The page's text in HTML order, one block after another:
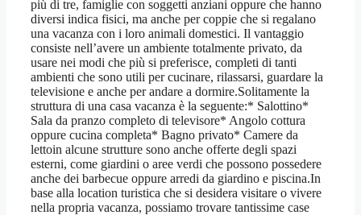
più di tre, famiglie con soggetti anziani oppure che hanno
diversi indica fisici, ma anche per coppie che si regalano
una vacanza con i loro animali domestici. Il vantaggio
consiste nell’avere un ambiente totalmente privato, da
usare nei modi che più si preferisce, completi di tanti
ambienti che sono utili per cucinare, rilassarsi, guardare la
televisione e anche per andare a dormire.Solitamente la
struttura di una casa vacanza è la seguente:* Salottino*
Sala da pranzo completo di televisore* Angolo cottura
oppure cucina completa* Bagno privato* Camere da
lettoin alcune strutture sono anche offerte degli spazi
esterni, come giardini o aree verdi che possono possedere
anche dei barbecue oppure arredi da giardino e piscina.In
base alla location turistica che si desidera visitare o vivere
nella propria vacanza, possiamo trovare tantissime case